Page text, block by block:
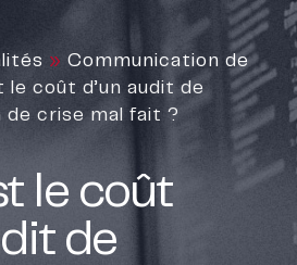
» Communication de
le coût d’un audit de
crise mal fait ?
le coût
de